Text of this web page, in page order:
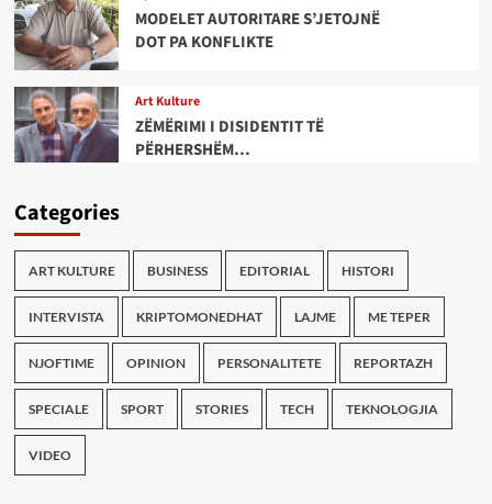
MODELET AUTORITARE S’JETOJNË
DOT PA KONFLIKTE
Art Kulture
ZËMËRIMI I DISIDENTIT TË
PËRHERSHËM…
Categories
ART KULTURE BUSINESS EDITORIAL HISTORI
INTERVISTA KRIPTOMONEDHAT LAJME ME TEPER
NJOFTIME OPINION PERSONALITETE REPORTAZH
SPECIALE SPORT STORIES TECH TEKNOLOGJIA
VIDEO